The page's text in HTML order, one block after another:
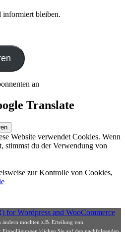
informiert bleiben.
an
Translate
Website verwendet Cookies. Wenn
stimmst du der Verwendung von
zur Kontrolle von Cookies,
ändern möchten z.B. Erteilung von